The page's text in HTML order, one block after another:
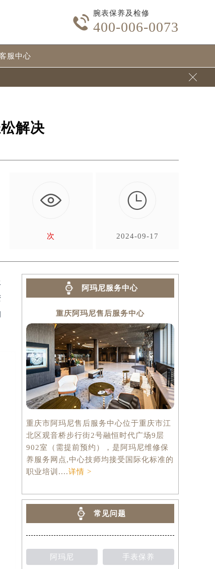

腕表保养及检修
400-006-0073
服中心

解决
次

2024-09-17
阿玛尼服务中心
重庆阿玛尼售后服务中心
重庆市阿玛尼售后服务中心位于重庆市江
北区观音桥步行街2号融恒时代广场9层
902室（需提前预约），是阿玛尼维修保
养服务网点,中心技师均接受国际化标准的
职业培训....详情 >
常见问题
阿玛尼 手表保养